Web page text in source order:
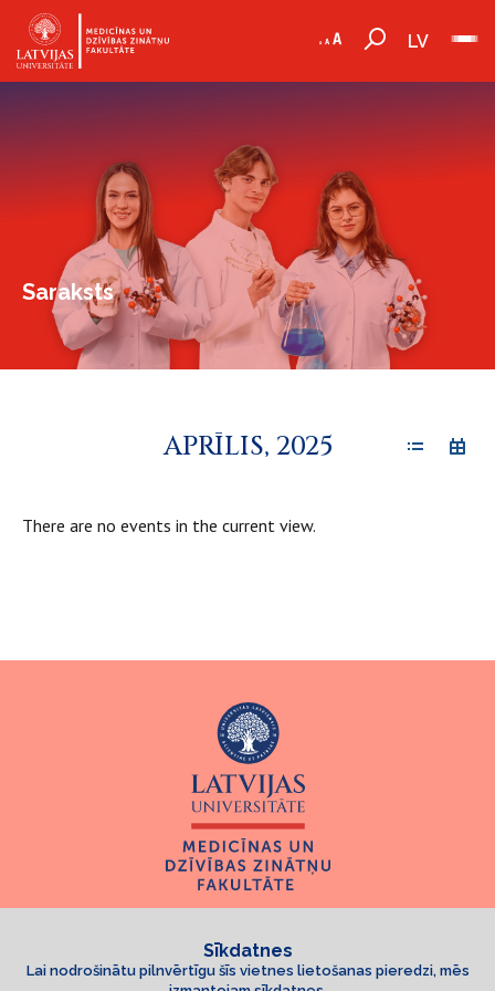
LV
Saraksts
APRĪLIS, 2025
There are no events in the current view.
Sīkdatnes
Lai nodrošinātu pilnvērtīgu šīs vietnes lietošanas pieredzi, mēs